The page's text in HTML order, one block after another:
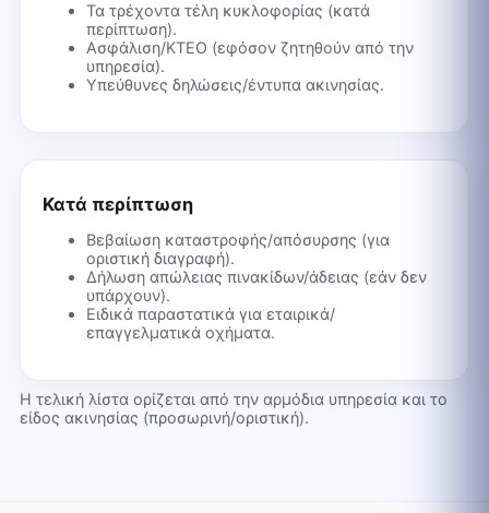
Τα τρέχοντα τέλη κυκλοφορίας (κατά
περίπτωση).
Ασφάλιση/ΚΤΕΟ (εφόσον ζητηθούν από την
υπηρεσία).
Υπεύθυνες δηλώσεις/έντυπα ακινησίας.
Κατά περίπτωση
Βεβαίωση καταστροφής/απόσυρσης (για
οριστική διαγραφή).
Δήλωση απώλειας πινακίδων/άδειας (εάν δεν
υπάρχουν).
Ειδικά παραστατικά για εταιρικά/
επαγγελματικά οχήματα.
Η τελική λίστα ορίζεται από την αρμόδια υπηρεσία και το
είδος ακινησίας (προσωρινή/οριστική).